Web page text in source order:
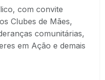
com convite
Clubes de Mães,
comunitárias,
em Ação e demais